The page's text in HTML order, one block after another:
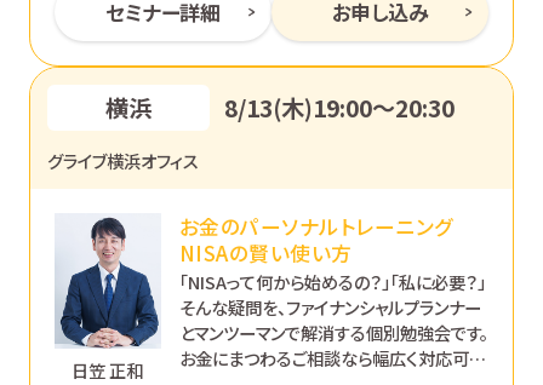
セミナー詳細 お申し込み
横浜 8/13(木)19:00〜20:30
グライブ横浜オフィス
日笠 正和
お金のパーソナルトレーニング
NISAの賢い使い方
「NISAって何から始めるの？」「私に必要？」
そんな疑問を、ファイナンシャルプランナー
とマンツーマンで解消する個別勉強会です。
お金にまつわるご相談なら幅広く対応可能